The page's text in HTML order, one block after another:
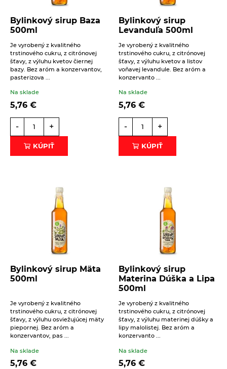
Beriem na vedomiespracovanie osobných údajov.
Bylinkový sirup Baza
500ml
Je vyrobený z kvalitného
trstinového cukru, z citrónovej
šťavy, z výluhu kvetov čiernej
bazy. Bez aróm a konzervantov,
pasterizova ...
Na sklade
5,76 €
- +
KÚPIŤ
Bylinkový sirup
Levanduľa 500ml
Je vyrobený z kvalitného
trstinového cukru, z citrónovej
šťavy, z výluhu kvetov a listov
voňavej levandule. Bez aróm a
konzervanto ...
Na sklade
5,76 €
- +
KÚPIŤ
Bylinkový sirup Mäta
500ml
Je vyrobený z kvalitného
trstinového cukru, z citrónovej
šťavy, z výluhu osviežujúcej mäty
piepornej. Bez aróm a
konzervantov, pas ...
Na sklade
5,76 €
Bylinkový sirup
Materina Dúška a Lipa
500ml
Je vyrobený z kvalitného
trstinového cukru, z citrónovej
šťavy, z výluhu materinej dúšky a
lipy malolistej. Bez aróm a
konzervanto ...
Na sklade
5,76 €